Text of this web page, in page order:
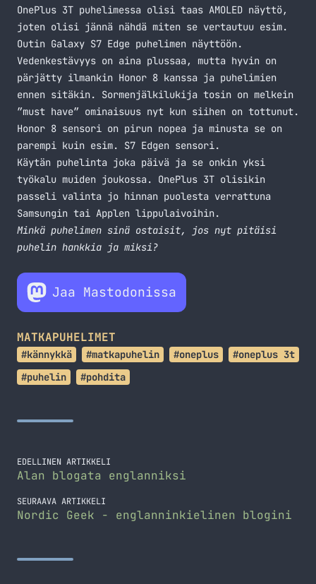
OnePlus 3T puhelimessa olisi taas AMOLED näyttö,
joten olisi jännä nähdä miten se vertautuu esim.
Outin Galaxy S7 Edge puhelimen näyttöön.
Vedenkestävyys on aina plussaa, mutta hyvin on
pärjätty ilmankin Honor 8 kanssa ja puhelimien
ennen sitäkin. Sormenjälkilukija tosin on melkein
”must have” ominaisuus nyt kun siihen on tottunut.
Honor 8 sensori on pirun nopea ja minusta se on
parempi kuin esim. S7 Edgen sensori.
Käytän puhelinta joka päivä ja se onkin yksi
työkalu muiden joukossa. OnePlus 3T olisikin
passeli valinta jo hinnan puolesta verrattuna
Samsungin tai Applen lippulaivoihin.
Minkä puhelimen sinä ostaisit, jos nyt pitäisi
puhelin hankkia ja miksi?
Jaa Mastodonissa
MATKAPUHELIMET
#kännykkä #matkapuhelin #oneplus
#oneplus 3t
#puhelin
#pohdita
EDELLINEN ARTIKKELI
Alan blogata englanniksi
SEURAAVA ARTIKKELI
Nordic Geek - englanninkielinen blogini